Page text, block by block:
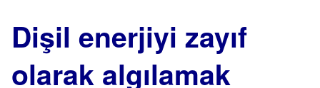
Dişil enerjiyi zayıf
olarak algılamak